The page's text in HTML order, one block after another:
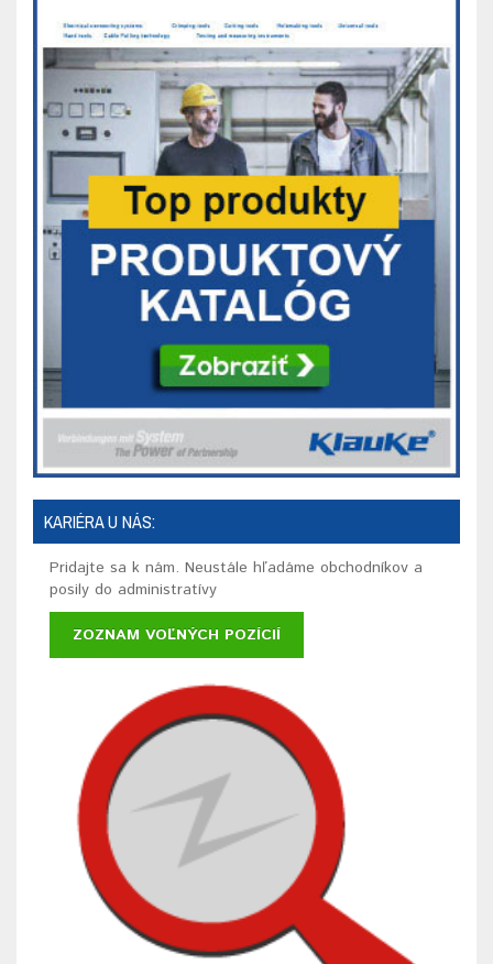
KARIÉRA U NÁS:
Pridajte sa k nám. Neustále hľadáme obchodníkov a
posily do administratívy
ZOZNAM VOĽNÝCH POZÍCIÍ